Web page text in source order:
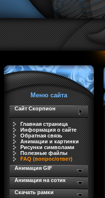
Меню сайта
Сайт Скорпион
Главная страница
Информация о сайте
Обратная связь
Анимации и картинки
Рисунки символами
Полезные файлы
FAQ (вопрос/ответ)
Анимация GIF
Анимация на сотик
Скачать рамки